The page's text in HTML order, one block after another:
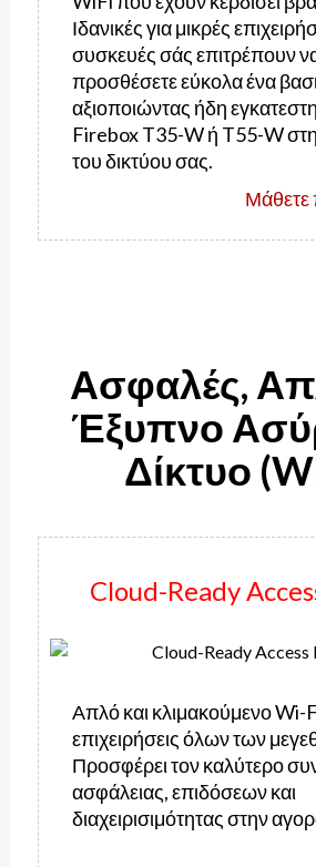
Ιδανικές για μικρές
συσκευές σάς επιτρέπουν
προσθέσετε εύκολα ένα
αξιοποιώντας ήδη
Firebox T35-W ή T55-W
του δικτύου σας.
Μάθετε
Ασφαλές,
Έξυπνο
Δίκτυο
Cloud-Ready
Απλό και κλιμακούμενο Wi-
επιχειρήσεις όλων των
Προσφέρει τον καλύτερο
ασφάλειας, επιδόσεων και
διαχειρισιμότητας στην